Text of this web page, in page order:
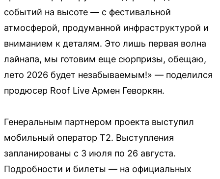
событий на высоте — с фестивальной
атмосферой, продуманной инфраструктурой и
вниманием к деталям. Это лишь первая волна
лайнапа, мы готовим еще сюрпризы, обещаю,
лето 2026 будет незабываемым!» — поделился
продюсер Roof Live Армен Геворкян.
Генеральным партнером проекта выступил
мобильный оператор Т2. Выступления
запланированы с 3 июля по 26 августа.
Подробности и билеты — на официальных